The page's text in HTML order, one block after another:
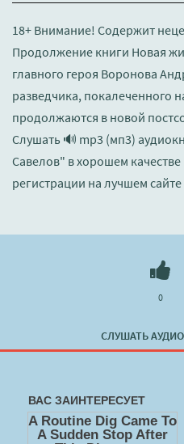
18+ Внимание! Содержит
Продолжение книги Новая
главного героя Воронова
разведчика, покалеченного
продолжаются в новой
Слушать 🔊 mp3 (мп3)
Савелов" в хорошем
регистрации на лучшем сайте
СЛУШАТЬ
0